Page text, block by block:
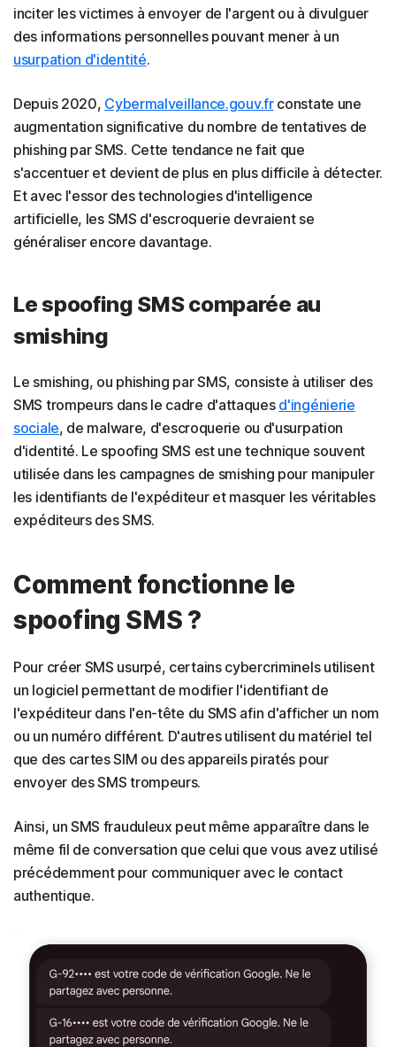
inciter les victimes à envoyer de l'argent ou à divulguer
des informations personnelles pouvant mener à un
usurpation d'identité.
Depuis 2020, Cybermalveillance.gouv.frconstate une
augmentation significative du nombre de tentatives de
phishing par SMS. Cette tendance ne fait que
s'accentuer et devient de plus en plus difficile à détecter.
Et avec l'essor des technologies d'intelligence
artificielle, les SMS d'escroquerie devraient se
généraliser encore davantage.
Le spoofing SMS comparée au
smishing
Le smishing, ou phishing par SMS, consiste à utiliser des
SMS trompeurs dans le cadre d'attaques d'ingénierie
sociale, de malware, d'escroquerie ou d'usurpation
d'identité. Le spoofing SMS est une technique souvent
utilisée dans les campagnes de smishing pour manipuler
les identifiants de l'expéditeur et masquer les véritables
expéditeurs des SMS.
Comment fonctionne le
spoofing SMS ?
Pour créer SMS usurpé, certains cybercriminels utilisent
un logiciel permettant de modifier l'identifiant de
l'expéditeur dans l'en-tête du SMS afin d'afficher un nom
ou un numéro différent. D'autres utilisent du matériel tel
que des cartes SIM ou des appareils piratés pour
envoyer des SMS trompeurs.
Ainsi, un SMS frauduleux peut même apparaître dans le
même fil de conversation que celui que vous avez utilisé
précédemment pour communiquer avec le contact
authentique.